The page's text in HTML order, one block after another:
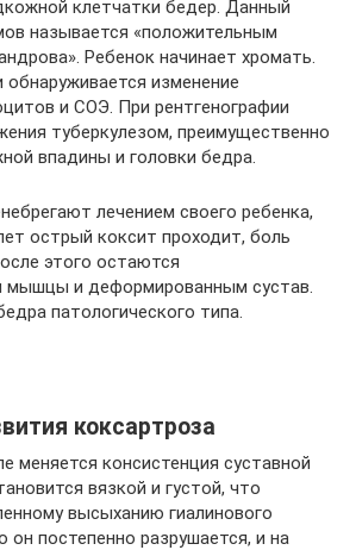
клетчатки бедер. Данный
называется «положительным
Ребенок начинает хромать.
обнаруживается изменение
и СОЭ. При рентгенографии
туберкулезом, преимущественно
впадины и головки бедра.
лечением своего ребенка,
острый коксит проходит, боль
этого остаются
мышцы и деформированным сустав.
патологического типа.
коксартроза
меняется консистенция суставной
вязкой и густой, что
высыханию гиалинового
он постепенно разрушается, и на